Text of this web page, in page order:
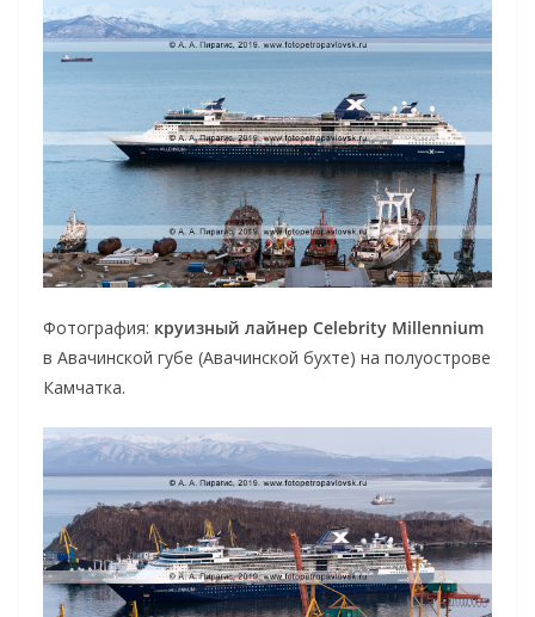
Фотография: круизный лайнер Celebrity Millennium
в Авачинской губе (Авачинской бухте) на полуострове
Камчатка.